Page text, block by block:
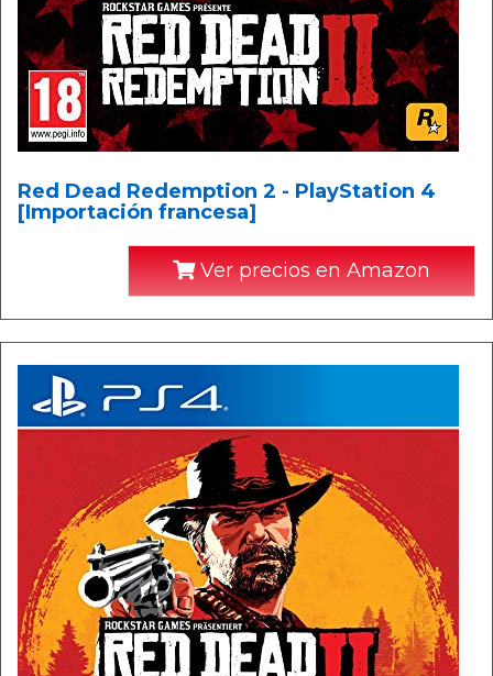
Red Dead Redemption 2 - PlayStation 4
[Importación francesa]
Ver precios en Amazon